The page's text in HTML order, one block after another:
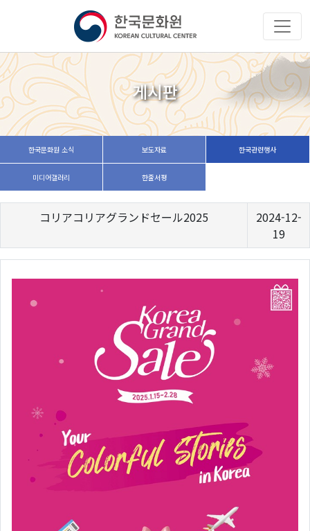
게시판
한국문화원 소식 보도자료 한국관련행사
미디어갤러리 한줄서평
コリアコリアグランドセール2025
2024-12-
19